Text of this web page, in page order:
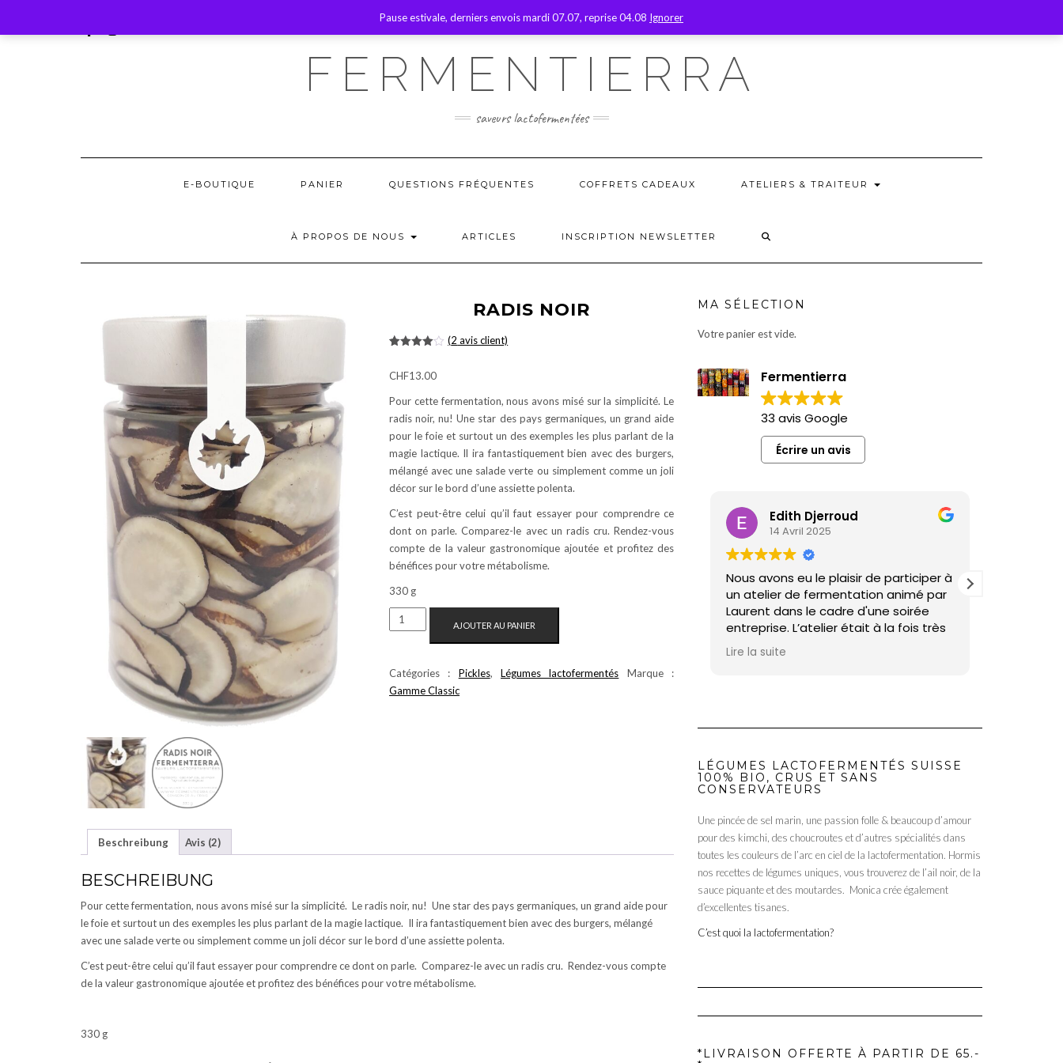
Pause estivale, derniers envois mardi 07.07, reprise 04.08 Ignorer
content
FERMENTIERRA
saveurs lactofermentées
E-BOUTIQUE PANIER QUESTIONS FRÉQUENTES COFFRETS CADEAUX ATELIERS & TRAITEUR
À PROPOS DE NOUS ARTICLES INSCRIPTION NEWSLETTER
RADIS NOIR
5 basé
notations
client
(2 avis client)
CHF13.00
Pour cette fermentation, nous avons misé sur la simplicité. Le
radis noir, nu! Une star des pays germaniques, un grand aide
pour le foie et surtout un des exemples les plus parlant de la
magie lactique. Il ira fantastiquement bien avec des burgers,
mélangé avec une salade verte ou simplement comme un joli
décor sur le bord d’une assiette polenta.
C’est peut-être celui qu’il faut essayer pour comprendre ce
dont on parle. Comparez-le avec un radis cru. Rendez-vous
compte de la valeur gastronomique ajoutée et profitez des
bénéfices pour votre métabolisme.
330 g
QUANTITÉ
DE
NOIR
AJOUTER AU PANIER
Catégories : Pickles,Légumes lactofermentés
Marque :
Gamme Classic
Beschreibung Avis (2)
BESCHREIBUNG
Pour cette fermentation, nous avons misé sur la simplicité. Le radis noir, nu! Une star des pays germaniques, un grand aide pour
le foie et surtout un des exemples les plus parlant de la magie lactique. Il ira fantastiquement bien avec des burgers, mélangé
avec une salade verte ou simplement comme un joli décor sur le bord d’une assiette polenta.
C’est peut-être celui qu’il faut essayer pour comprendre ce dont on parle. Comparez-le avec un radis cru. Rendez-vous compte
de la valeur gastronomique ajoutée et profitez des bénéfices pour votre métabolisme.
330 g
MA SÉLECTION
Votre panier est vide.
Fermentierra
33 avis Google
Écrire un avis
Edith Djerroud
14 Avril 2025
Nous avons eu le plaisir de participer à
un atelier de fermentation animé par
Laurent dans le cadre d'une soirée
entreprise. L’atelier était à la fois très
sympathique, instructif et accessible,
alliant théorie et pratique de manière
Lire la suite
LÉGUMES LACTOFERMENTÉS SUISSE
100% BIO, CRUS ET SANS
CONSERVATEURS
Une pincée de sel marin, une passion folle & beaucoup d’amour
pour des kimchi, des choucroutes et d’autres spécialités dans
toutes les couleurs de l’arc en ciel de la lactofermentation. Hormis
nos recettes de légumes uniques, vous trouverez de l’ail noir, de la
sauce piquante et des moutardes. Monica crée également
d’excellentes tisanes.
C’est quoi la lactofermentation?
*LIVRAISON OFFERTE À PARTIR DE 65.-